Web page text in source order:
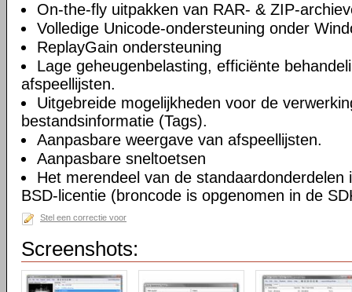
On-the-fly uitpakken van RAR- & ZIP-
Volledige Unicode-ondersteuning onder
ReplayGain ondersteuning
Lage geheugenbelasting, efficiënte
afspeellijsten.
Uitgebreide mogelijkheden voor de
bestandsinformatie (Tags).
Aanpasbare weergave van afspeellijsten.
Aanpasbare sneltoetsen
Het merendeel van de standaardonderdelen
BSD-licentie (broncode is opgenomen in de
Stel een correctie voor
Screenshots: